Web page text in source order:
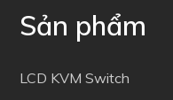
Sản phẩm
LCD KVM Switch